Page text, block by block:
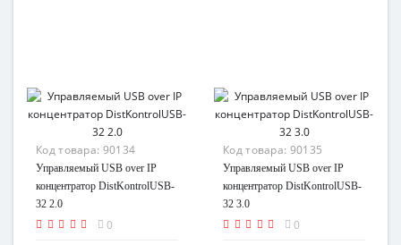
Код товара: 90134
Управляемый USB over IP
концентратор DistKontrolUSB-
32 2.0
0
Код товара: 90135
Управляемый USB over IP
концентратор DistKontrolUSB-
32 3.0
0